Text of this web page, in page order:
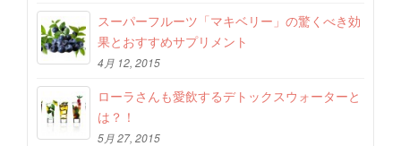
スーパーフルーツ「マキベリー」の驚くべき効
果とおすすめサプリメント
4月 12, 2015
ローラさんも愛飲するデトックスウォーターと
は？！
5月 27, 2015